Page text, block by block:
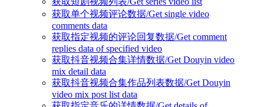
获取单个视频评论数据/Get single video
comments data
获取指定视频的评论回复数据/Get comment
replies data of specified video
获取抖音视频合集详情数据/Get Douyin video
mix detail data
获取抖音视频合集作品列表数据/Get Douyin
video mix post list data